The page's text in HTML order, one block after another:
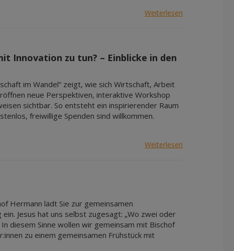
Weiterlesen
Innovation zu tun? – Einblicke in den
im Wandel“ zeigt, wie sich Wirtschaft, Arbeit
neue Perspektiven, interaktive Workshop
sichtbar. So entsteht ein inspirierender Raum
freiwillige Spenden sind willkommen.
Weiterlesen
Hermann lädt Sie zur gemeinsamen
Jesus hat uns selbst zugesagt: „Wo zwei oder
diesem Sinne wollen wir gemeinsam mit Bischof
zu einem gemeinsamen Frühstück mit